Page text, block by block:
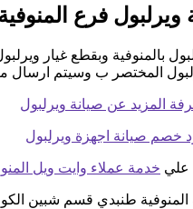
ويرلبول فرع
بالمنوفية وبقطع غيار
المختصر ب وسيتم ارسال
المزيد عن صيانة ويرلبول
خصم صيانة اجهزة ويرلبول
علي خدمة عملاء وايت ويل
طنبدي قسم شبين